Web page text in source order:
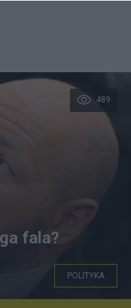
489
fala?
POLITYKA